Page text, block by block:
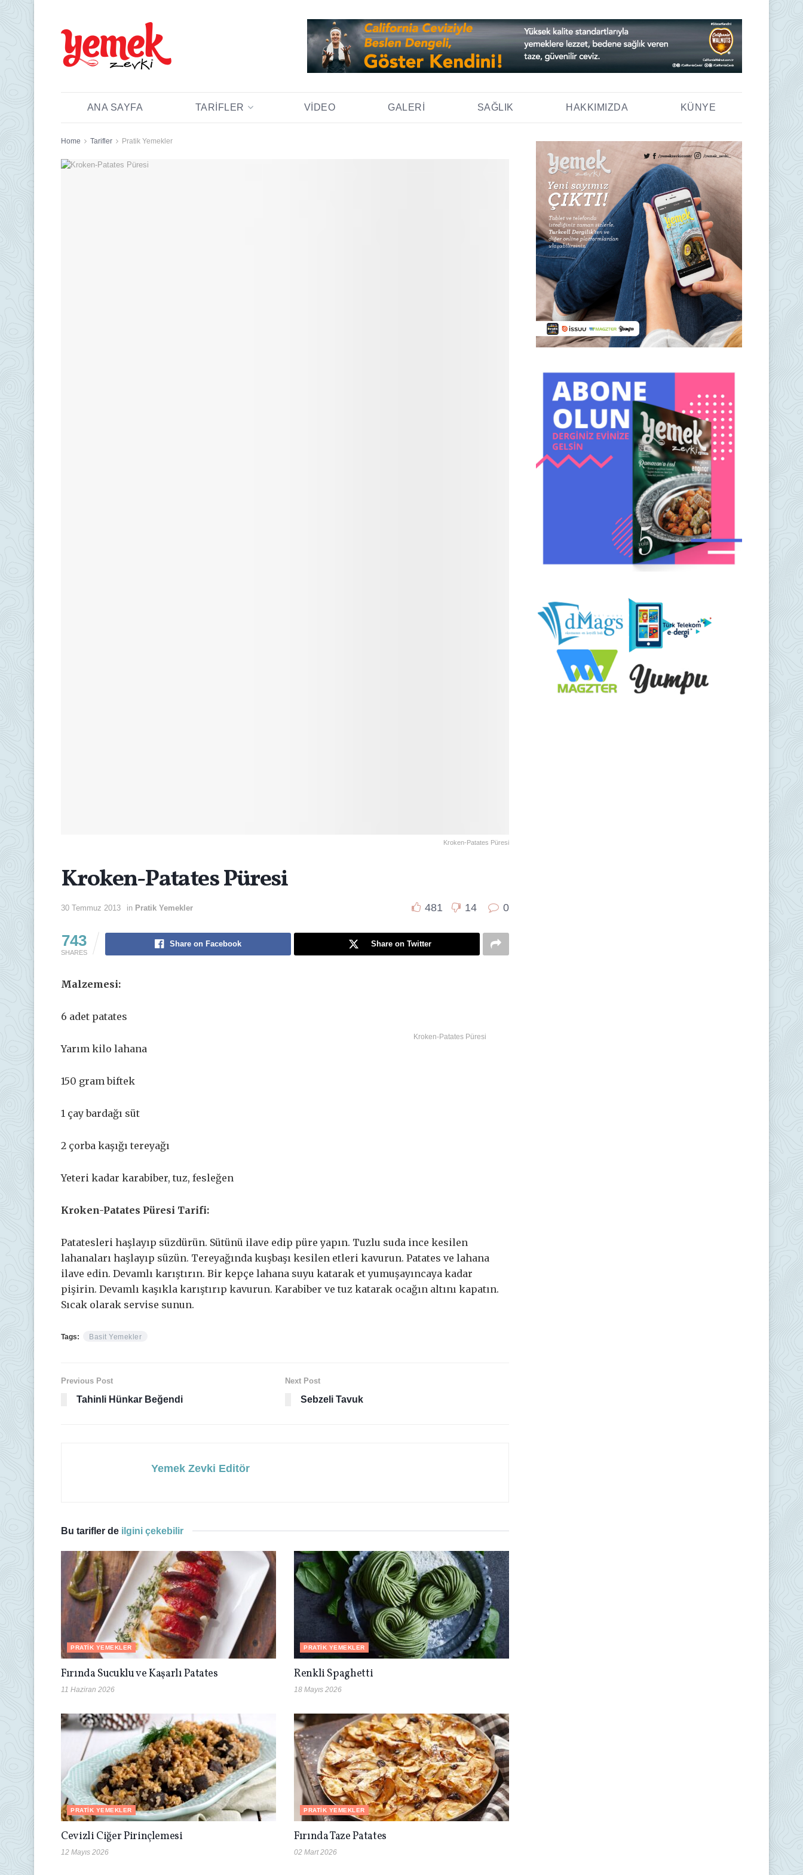
ANA SAYFA TARIFLER VIDEO GALERI SAĞLIK HAKKIMIZDA KÜNYE
Home Tarifler Pratik Yemekler
Kroken-Patates Püresi
Kroken-Patates Püresi
30 Temmuz 2013 in Pratik Yemekler 481 14 0
743
SHARES
Share on Facebook Share on Twitter
Malzemesi:
Kroken-Patates Püresi
6 adet patates
Yarım kilo lahana
150 gram biftek
1 çay bardağı süt
2 çorba kaşığı tereyağı
Yeteri kadar karabiber, tuz, fesleğen
Kroken-Patates Püresi Tarifi:
Patatesleri haşlayıp süzdürün. Sütünü ilave edip püre yapın. Tuzlu suda ince kesilen
lahanaları haşlayıp süzün. Tereyağında kuşbaşı kesilen etleri kavurun. Patates ve lahana
ilave edin. Devamlı karıştırın. Bir kepçe lahana suyu katarak et yumuşayıncaya kadar
pişirin. Devamlı kaşıkla karıştırıp kavurun. Karabiber ve tuz katarak ocağın altını kapatın.
Sıcak olarak servise sunun.
Tags: Basit Yemekler
Previous Post
Tahinli Hünkar Beğendi
Next Post
Sebzeli Tavuk
Yemek Zevki Editör
Bu tarifler de ilgini çekebilir
PRATIK YEMEKLER
Fırında Sucuklu ve Kaşarlı Patates
11 Haziran 2026
PRATIK YEMEKLER
Renkli Spaghetti
18 Mayıs 2026
PRATIK YEMEKLER
Cevizli Ciğer Pirinçlemesi
12 Mayıs 2026
PRATIK YEMEKLER
Fırında Taze Patates
02 Mart 2026